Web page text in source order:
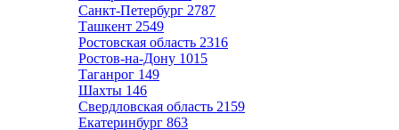
Санкт-Петербург 2787
Ташкент 2549
Ростовская область 2316
Ростов-на-Дону 1015
Таганрог 149
Шахты 146
Свердловская область 2159
Екатеринбург 863